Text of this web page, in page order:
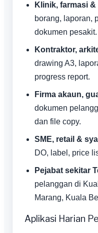
Klinik, farmasi
borang, laporan,
dokumen pesakit.
Kontraktor,
drawing A3,
progress report.
Firma akaun,
dokumen
dan file copy.
SME, retail &
DO, label, price
Pejabat sekitar
pelanggan di
Marang, Kuala
Aplikasi Harian